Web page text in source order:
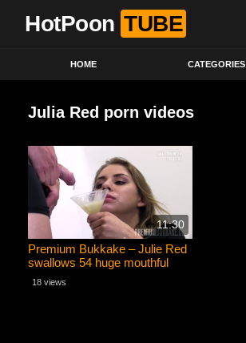
HotPoon TUBE
HOME CATEGORIES
Julia Red porn videos
11:30
Premium Bukkake – Julie Red
swallows 54 huge mouthful
cum loads
18 views